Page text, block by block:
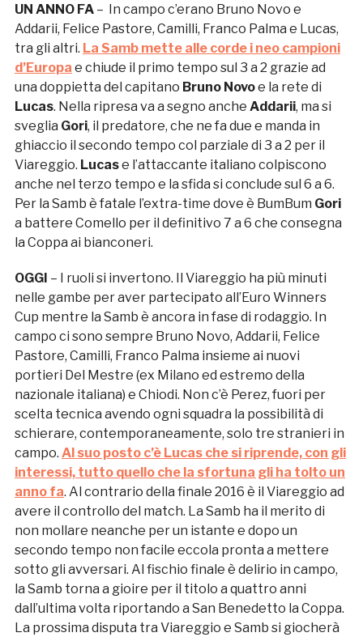
UN ANNO FA– In campo c’erano Bruno Novo e
Addarii, Felice Pastore, Camilli, Franco Palma e Lucas,
tra gli altri. La Samb mette alle corde i neo campioni
d’Europa e chiude il primo tempo sul 3 a 2 grazie ad
una doppietta del capitano Bruno Novoe la rete di
Lucas. Nella ripresa va a segno anche Addarii, ma si
sveglia Gori, il predatore, che ne fa due e manda in
ghiaccio il secondo tempo col parziale di 3 a 2 per il
Viareggio. Lucase l’attaccante italiano colpiscono
anche nel terzo tempo e la sfida si conclude sul 6 a 6.
Per la Samb è fatale l’extra-time dove è BumBum Gori
a battere Comello per il definitivo 7 a 6 che consegna
la Coppa ai bianconeri.
OGGI – I ruoli si invertono. Il Viareggio ha più minuti
nelle gambe per aver partecipato all’Euro Winners
Cup mentre la Samb è ancora in fase di rodaggio. In
campo ci sono sempre Bruno Novo, Addarii, Felice
Pastore, Camilli, Franco Palma insieme ai nuovi
portieri Del Mestre (ex Milano ed estremo della
nazionale italiana) e Chiodi. Non c’è Perez, fuori per
scelta tecnica avendo ogni squadra la possibilità di
schierare, contemporaneamente, solo tre stranieri in
campo. Al suo posto c’è Lucas che si riprende, con gli
interessi, tutto quello che la sfortuna gli ha tolto un
anno fa. Al contrario della finale 2016 è il Viareggio ad
avere il controllo del match. La Samb ha il merito di
non mollare neanche per un istante e dopo un
secondo tempo non facile eccola pronta a mettere
sotto gli avversari. Al fischio finale è delirio in campo,
la Samb torna a gioire per il titolo a quattro anni
dall’ultima volta riportando a San Benedetto la Coppa.
La prossima disputa tra Viareggio e Samb si giocherà